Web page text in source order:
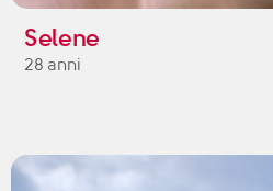
Selene
28 anni